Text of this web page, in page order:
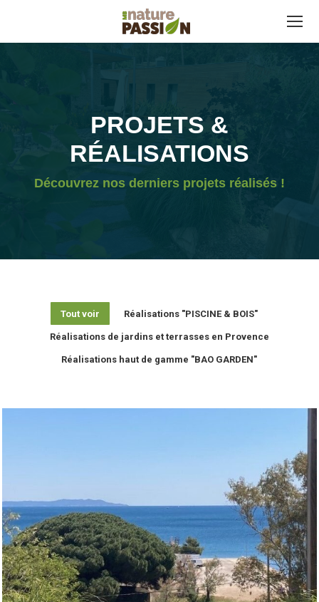
PROJETS &
RÉALISATIONS
Découvrez nos derniers projets réalisés !
Tout voir Réalisations "PISCINE & BOIS"
Réalisations de jardins et terrasses en Provence
Réalisations haut de gamme "BAO GARDEN"